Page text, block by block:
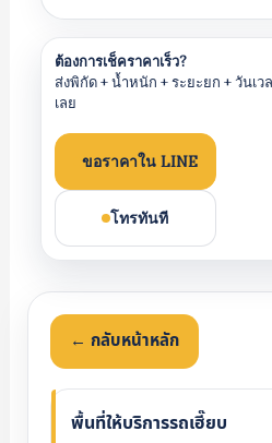
ต้องการเช็คราคาเร็ว?
ส่งพิกัด + น้ำหนัก + ระยะยก + วันเ
เลย
ขอราคาใน LINE
โทรทันที
← กลับหน้าหลัก
พื้นที่ให้บริการรถเฮี๊ยบ